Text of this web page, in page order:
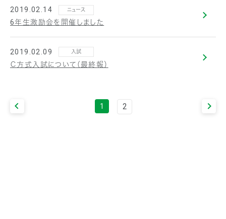
2019.02.14 ニュース
6年生激励会を開催しました
2019.02.09 入試
Ｃ方式入試について（最終報）
1 2